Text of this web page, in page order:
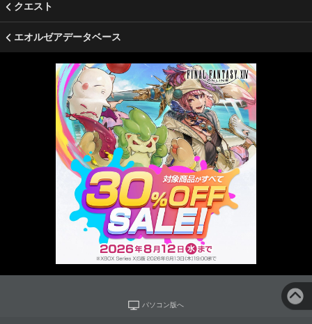
クエスト
エオルゼアデータベース
パソコン版へ